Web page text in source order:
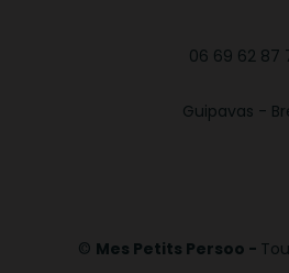
06 69 62 87
Guipavas -
© Mes Petits Persoo -